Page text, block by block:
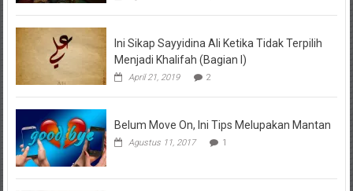
Ini Sikap Sayyidina Ali Ketika Tidak Terpilih
Menjadi Khalifah (Bagian I)
April 21, 2019 2
Belum Move On, Ini Tips Melupakan Mantan
Agustus 11, 2017 1